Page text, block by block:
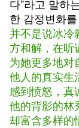
다”라고 말하
한 감정변화
并不是说冰冷
方和解，在听
为她更多地对
他人的真实生
感到愤怒，真
他的背影的林
却富含多样的